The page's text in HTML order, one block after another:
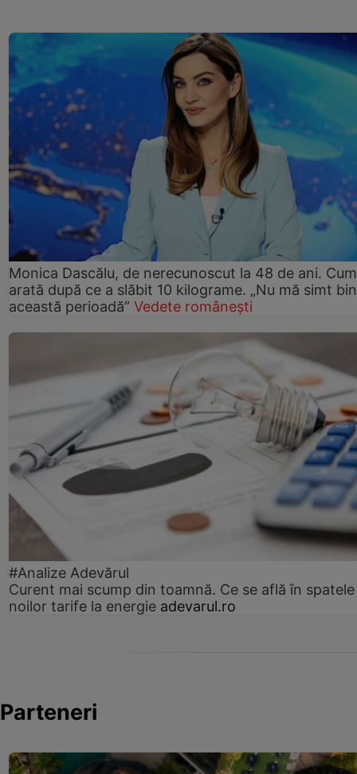
Monica Dascălu, de nerecunoscut la 48 de ani. Cum
arată după ce a slăbit 10 kilograme. „Nu mă simt
această perioadă” Vedete românești
#Analize Adevărul
Curent mai scump din toamnă. Ce se află în spatele
noilor tarife la energie adevarul.ro
Parteneri